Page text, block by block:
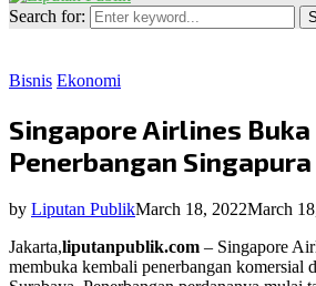
Search for:
Bisnis Ekonomi
Singapore Airlines
Penerbangan
by Liputan PublikMarch 18, 2022March
Jakarta,liputanpublik.com – Singapore
membuka kembali penerbangan komersial